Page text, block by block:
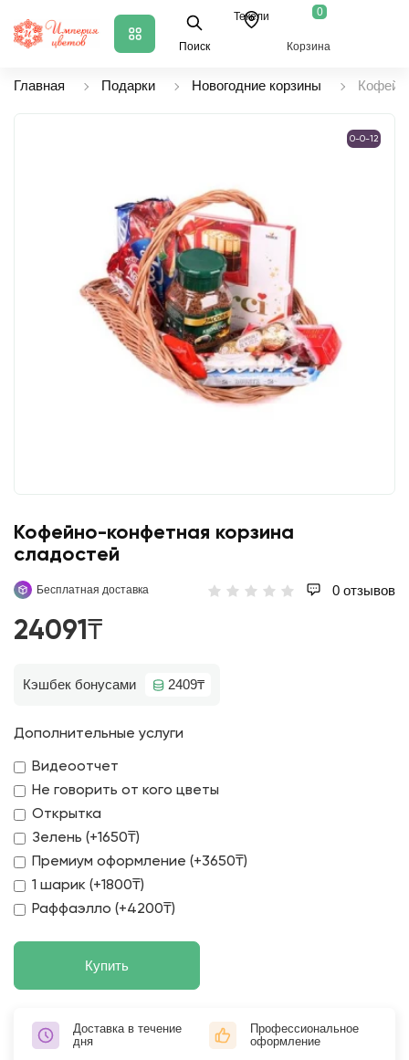
Поиск
Текели 0
Корзина
Главная Подарки Новогодние корзины
0-0-12
Кофейно-конфетная корзина
сладостей
Бесплатная доставка 0 отзывов
24091₸
Кэшбек бонусами 2409₸
Дополнительные услуги
Видеоотчет
Не говорить от кого цветы
Открытка
Зелень (+1650₸)
Премиум оформление (+3650₸)
1 шарик (+1800₸)
Раффаэлло (+4200₸)
Купить
Доставка в течение
дня
Профессиональное
оформление